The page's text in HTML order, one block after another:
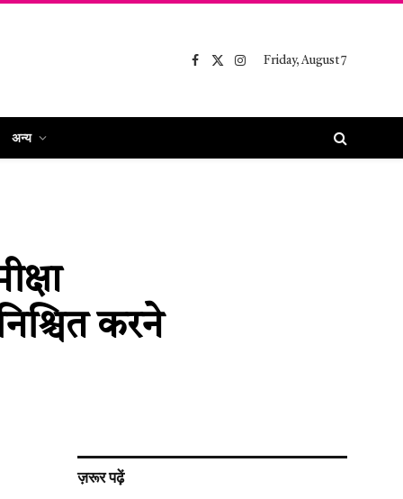
Facebook
X
Instagram
Friday, August 7
अन्य
करने
ज़रूर पढ़ें